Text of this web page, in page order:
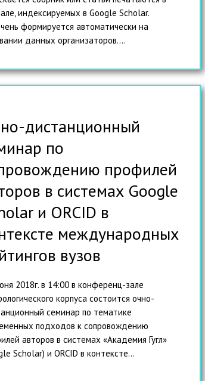
индексируемых в Google Scholar.
формируется автоматически на
данных организаторов....
дистанционный
по
профилей
в системах Google
и ORCID в
международных
вузов
2018г. в 14:00 в конференц-зале
корпуса состоится очно-
семинар по тематике
подходов к сопровождению
авторов в системах «Академия Гугл»
Scholar) и ORCID в контексте...